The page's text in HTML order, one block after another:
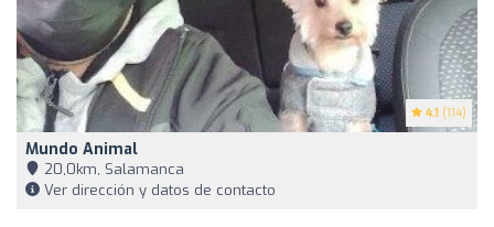
4.1 (114)
Mundo Animal
20,0km, Salamanca
Ver dirección y datos de contacto